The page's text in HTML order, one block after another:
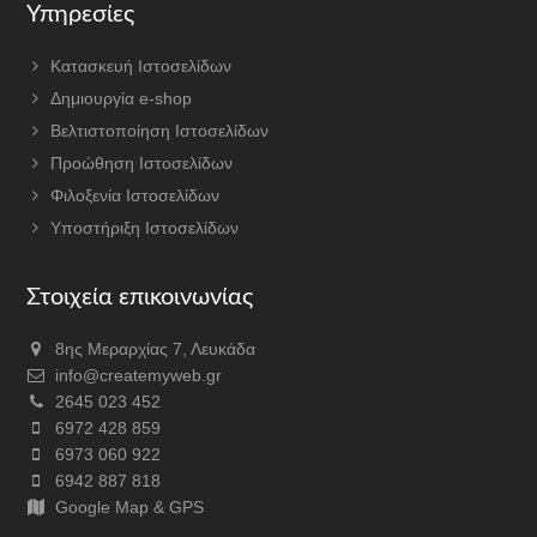
Υπηρεσίες
Κατασκευή Ιστοσελίδων
Δημιουργία e-shop
Βελτιστοποίηση Ιστοσελίδων
Προώθηση Ιστοσελίδων
Φιλοξενία Ιστοσελίδων
Υποστήριξη Ιστοσελίδων
Στοιχεία επικοινωνίας
8ης Μεραρχίας 7, Λευκάδα
info@createmyweb.gr
2645 023 452
6972 428 859
6973 060 922
6942 887 818
Google Map & GPS